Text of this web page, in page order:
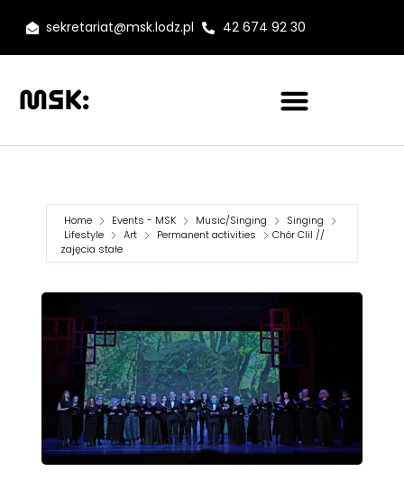
sekretariat@msk.lodz.pl 42 674 92 30
Home Events - MSK Music/Singing
Singing
Lifestyle
Art Permanent activities
Chór Clil //
zajęcia stałe